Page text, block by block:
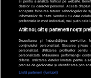
datelor cu caracter personal. Aceste
acceptati folosirea tuturor Tehnologiilor de
informatiilor de catre Vendor-ii cu care
preferintele in mod individual, mai putin cele
Atât noi, cât și partenerii noștri
Dezvoltarea și îmbunătățirea serviciilor.
conținutului personalizat. Stocarea și/
personalizat. Utilizarea profilurilor
personalizată. Măsurarea performanței
diferite. Utilizarea datelor limitate pentru a
precise de geolocație și identificarea prin
Listă parteneri (furnizori)